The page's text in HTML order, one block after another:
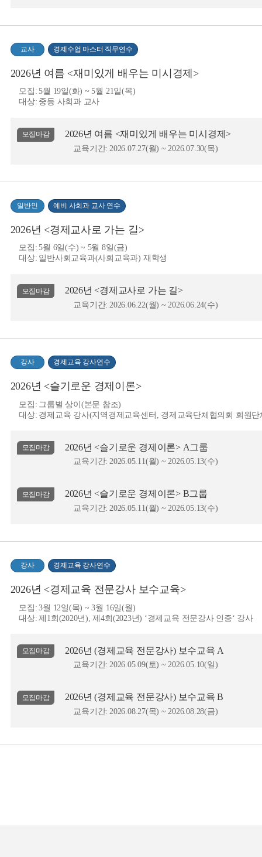
교사 경제수업 마스터 직무연수
2026년 여름 <재미있게 배우는 미시경제>
모집: 5월 19일(화) ~ 5월 21일(목)
대상: 중등 사회과 교사
모집마감 2026년 여름 <재미있게 배우는 미시경제>
교육기간: 2026.07.27(월) ~ 2026.07.30(목)
일반인 예비 사회과 교사 연수
2026년 <경제교사로 가는 길>
모집: 5월 6일(수) ~ 5월 8일(금)
대상: 일반사회교육과(사회교육과) 재학생
모집마감 2026년 <경제교사로 가는 길>
교육기간: 2026.06.22(월) ~ 2026.06.24(수)
강사 경제교육 강사연수
2026년 <슬기로운 경제이론>
모집: 그룹별 상이(본문 참조)
대상: 경제교육 강사(지역경제교육센터, 경제교육단체협의회 회원단
모집마감 2026년 <슬기로운 경제이론> A그룹
교육기간: 2026.05.11(월) ~ 2026.05.13(수)
모집마감 2026년 <슬기로운 경제이론> B그룹
교육기간: 2026.05.11(월) ~ 2026.05.13(수)
강사 경제교육 강사연수
2026년 <경제교육 전문강사 보수교육>
모집: 3월 12일(목) ~ 3월 16일(월)
대상: 제1회(2020년), 제4회(2023년) ‘경제교육 전문강사 인증‘ 강사
모집마감 2026년 (경제교육 전문강사) 보수교육 A
교육기간: 2026.05.09(토) ~ 2026.05.10(일)
모집마감 2026년 (경제교육 전문강사) 보수교육 B
교육기간: 2026.08.27(목) ~ 2026.08.28(금)